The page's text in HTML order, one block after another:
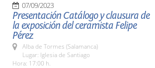
07/09/2023
Presentación Catálogo y clausura de
la exposición del ceramista Felipe
Pérez
Alba de Tormes (Salamanca)
Lugar: Iglesia de Santiago
Hora: 17:00 h.